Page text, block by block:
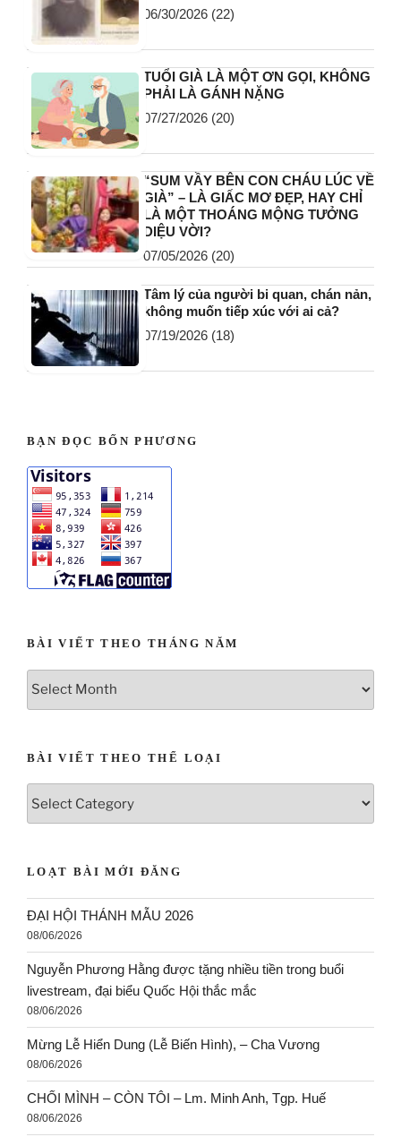
06/30/2026 (22)
TUỔI GIÀ LÀ MỘT ƠN GỌI, KHÔNG
PHẢI LÀ GÁNH NẶNG
07/27/2026 (20)
“SUM VẦY BÊN CON CHÁU LÚC VỀ
GIÀ” – LÀ GIẤC MƠ ĐẸP, HAY CHỈ
LÀ MỘT THOÁNG MỘNG TƯỞNG
DIỆU VỜI?
07/05/2026 (20)
Tâm lý của người bi quan, chán nản,
không muốn tiếp xúc với ai cả?
07/19/2026 (18)
BẠN ĐỌC BỐN PHƯƠNG
BÀI VIẾT THEO THÁNG NĂM
BÀI VIẾT THEO THỂ LOẠI
LOẠT BÀI MỚI ĐĂNG
ĐẠI HỘI THÁNH MẪU 2026
08/06/2026
Nguyễn Phương Hằng được tặng nhiều tiền trong buổi
livestream, đại biểu Quốc Hội thắc mắc
08/06/2026
Mừng Lễ Hiển Dung (Lễ Biến Hình), – Cha Vương
08/06/2026
CHỐI MÌNH – CÒN TÔI – Lm. Minh Anh, Tgp. Huế
08/06/2026